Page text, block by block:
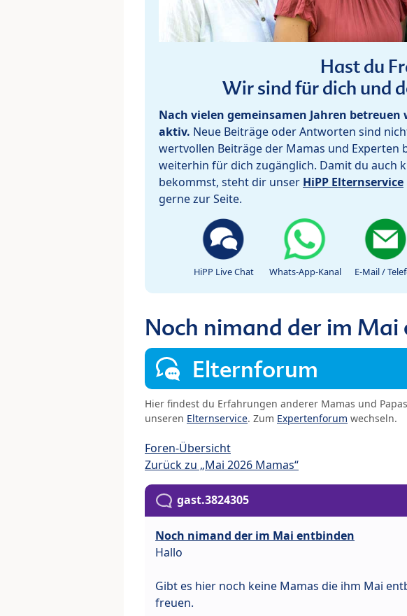
Hast du
Wir sind für dich und
Nach vielen gemeinsamen Jahren
aktiv. Neue Beiträge oder Antworten sind
wertvollen Beiträge der Mamas und Experten
weiterhin für dich zugänglich. Damit du auch
bekommst, steht dir unser HiPP Elternservice
gerne zur Seite.
HiPP Live Chat Whats-App-Kanal E-Mail /
Noch nimand der im Mai
Elternforum
Hier findest du Erfahrungen anderer Mamas und
unseren Elternservice. Zum Expertenforum wechseln.
Foren-Übersicht
Zurück zu „Mai 2026 Mamas“
gast.3824305
Noch nimand der im Mai entbinden
Hallo
Gibt es hier noch keine Mamas die ihm Mai
freuen.